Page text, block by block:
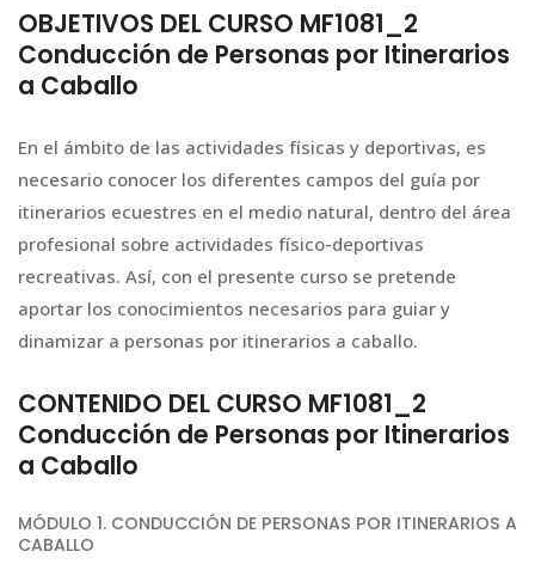
OBJETIVOS DEL CURSO MF1081_2
Conducción de Personas por Itinerarios
a Caballo
En el ámbito de las actividades físicas y deportivas, es
necesario conocer los diferentes campos del guía por
itinerarios ecuestres en el medio natural, dentro del área
profesional sobre actividades físico-deportivas
recreativas. Así, con el presente curso se pretende
aportar los conocimientos necesarios para guiar y
dinamizar a personas por itinerarios a caballo.
CONTENIDO DEL CURSO MF1081_2
Conducción de Personas por Itinerarios
a Caballo
MÓDULO 1. CONDUCCIÓN DE PERSONAS POR ITINERARIOS A
CABALLO